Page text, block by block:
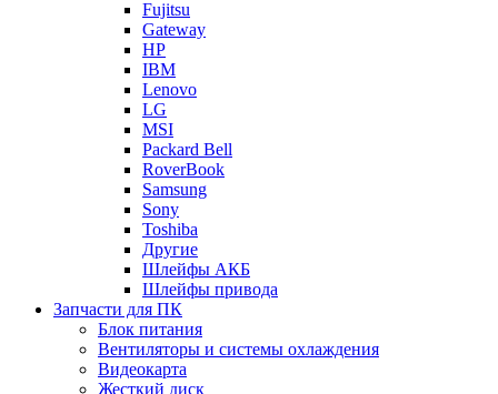
Fujitsu
Gateway
HP
IBM
Lenovo
LG
MSI
Packard Bell
RoverBook
Samsung
Sony
Toshiba
Другие
Шлейфы АКБ
Шлейфы привода
Запчасти для ПК
Блок питания
Вентиляторы и системы охлаждения
Видеокарта
Жесткий диск